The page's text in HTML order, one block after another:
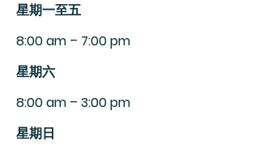
​星期一至五
8:00 am – 7:00 pm
​星期六
8:00 am – 3:00 pm
星期日